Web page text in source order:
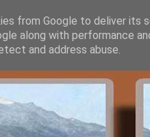
from Google to deliver its
along with performance
and address abuse.